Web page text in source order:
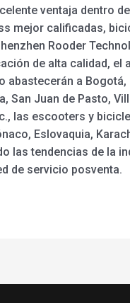
ventaja dentro
mejor calificadas,
Rooder
de alta calidad, el
a Bogotá,
San Juan de Pasto,
las escooters y
Eslovaquia,
las tendencias de la
de servicio posventa.